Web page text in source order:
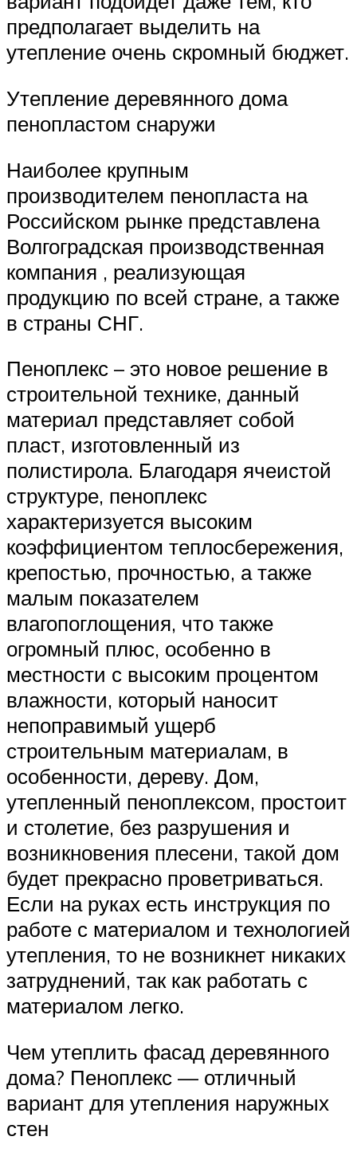
предполагает выделить на
утепление очень скромный бюджет.
Утепление деревянного дома
пенопластом снаружи
Наиболее крупным
производителем пенопласта на
Российском рынке представлена
Волгоградская производственная
компания , реализующая
продукцию по всей стране, а также
в страны СНГ.
Пеноплекс – это новое решение в
строительной технике, данный
материал представляет собой
пласт, изготовленный из
полистирола. Благодаря ячеистой
структуре, пеноплекс
характеризуется высоким
коэффициентом теплосбережения,
крепостью, прочностью, а также
малым показателем
влагопоглощения, что также
огромный плюс, особенно в
местности с высоким процентом
влажности, который наносит
непоправимый ущерб
строительным материалам, в
особенности, дереву. Дом,
утепленный пеноплексом, простоит
и столетие, без разрушения и
возникновения плесени, такой дом
будет прекрасно проветриваться.
Если на руках есть инструкция по
работе с материалом и технологией
утепления, то не возникнет никаких
затруднений, так как работать с
материалом легко.
Чем утеплить фасад деревянного
дома? Пеноплекс — отличный
вариант для утепления наружных
стен